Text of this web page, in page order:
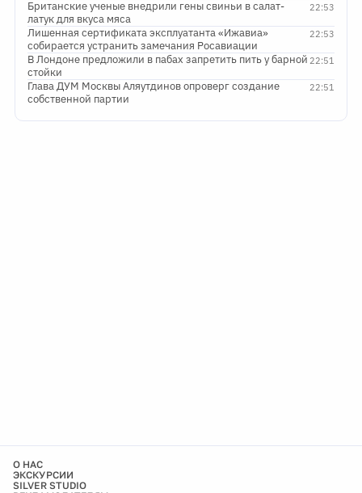
22:53
Британские ученые внедрили гены свиньи в салат-
латук для вкуса мяса
22:53
Лишенная сертификата эксплуатанта «Ижавиа»
собирается устранить замечания Росавиации
22:51
В Лондоне предложили в пабах запретить пить у барной
стойки
22:51
Глава ДУМ Москвы Аляутдинов опроверг создание
собственной партии
О НАС
ЭКСКУРСИИ
SILVER STUDIO